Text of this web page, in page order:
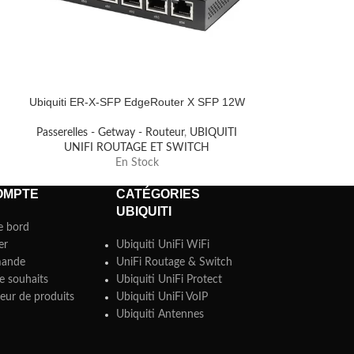
Ubiquiti ER-X-SFP EdgeRouter X SFP 12W
Passerelles - Getway - Routeur, UBIQUITI
UNIFI ROUTAGE ET SWITCH
En Stock
bord
souhaits
de produits
CATÉGORIES
UBIQUITI
Ubiquiti UniFi WiFi
UniFi Routage & Switch
Ubiquiti UniFi Protect
Ubiquiti UniFi VoIP
Ubiquiti Antennes